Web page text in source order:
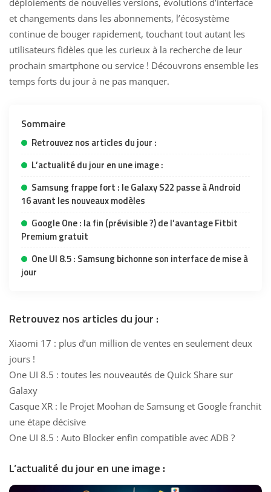
déploiements de nouvelles versions, évolutions d’interface
et changements dans les abonnements, l’écosystème
continue de bouger rapidement, touchant tout autant les
utilisateurs fidèles que les curieux à la recherche de leur
prochain smartphone ou service ! Découvrons ensemble les
temps forts du jour à ne pas manquer.
Sommaire
Retrouvez nos articles du jour :
L’actualité du jour en une image :
Samsung frappe fort : le Galaxy S22 passe à Android
16 avant les nouveaux modèles
Google One : la fin (prévisible ?) de l’avantage Fitbit
Premium gratuit
One UI 8.5 : Samsung bichonne son interface de mise à
jour
Retrouvez nos articles du jour :
Xiaomi 17 : plus d’un million de ventes en seulement deux
jours !
One UI 8.5 : toutes les nouveautés de Quick Share sur
Galaxy
Casque XR : le Projet Moohan de Samsung et Google franchit
une étape décisive
One UI 8.5 : Auto Blocker enfin compatible avec ADB ?
L’actualité du jour en une image :